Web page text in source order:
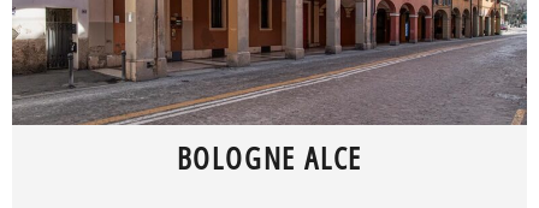
BOLOGNE ALCE